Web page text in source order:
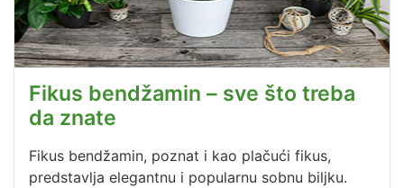
Fikus bendžamin – sve što treba
da znate
Fikus bendžamin, poznat i kao plačući fikus,
predstavlja elegantnu i popularnu sobnu biljku.